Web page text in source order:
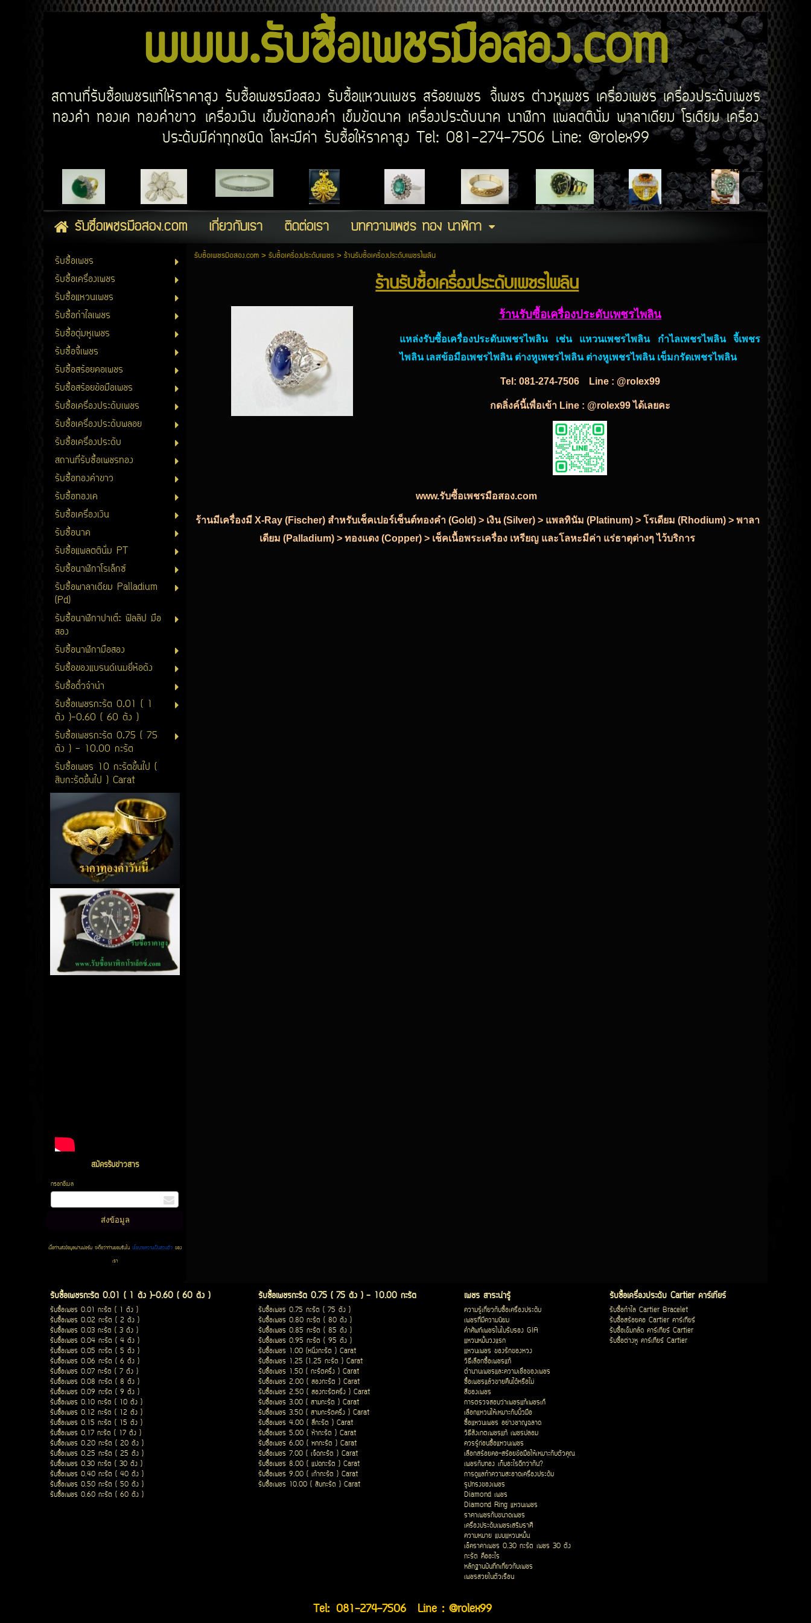
www.รับซื้อเพชรมือสอง.com
สถานที่รับซื้อเพชรแท้ให้ราคาสูง รับซื้อเพชรมือสอง รับซื้อแหวนเพชร สร้อยเพชร จี้เพชร ต่างหูเพชร เครื่องเพชร เครื่องประดับเพชร
ทองคำ ทองเค ทองคำขาว เครื่องเงิน เข็มขัดทองคำ เข็มขัดนาค เครื่องประดับนาค นาฬิกา แพลตตินั่ม พาลาเดียม โรเดียม เครื่อง
ประดับมีค่าทุกชนิด โลหะมีค่า รับซื้อให้ราคาสูง Tel: 081-274-7506 Line: @rolex99
รับซื้อเพชรมือสอง.com เกี่ยวกับเรา ติดต่อเรา บทความเพชร ทอง นาฬิกา
รับซื้อเพชร
รับซื้อเครื่องเพชร
รับซื้อแหวนเพชร
รับซื้อกำไลเพชร
รับซื้อตุ่มหูเพชร
รับซื้อจี้เพชร
รับซื้อสร้อยคอเพชร
รับซื้อสร้อยข้อมือเพชร
รับซื้อเครื่องประดับเพชร
รับซื้อเครื่องประดับพลอย
รับซื้อเครื่องประดับ
สถานที่รับซื้อเพชรทอง
รับซื้อทองคำขาว
รับซื้อทองเค
รับซื้อเครื่องเงิน
รับซื้อนาค
รับซื้อแพลตตินั่ม PT
รับซื้อนาฬิกาโรเล็กซ์
รับซื้อพาลาเดียม Palladium
(Pd)
รับซื้อนาฬิกาปาเต๊ะ ฟิลลิป มือ
สอง
รับซื้อนาฬิกามือสอง
รับซื้อของแบรนด์เนมยี่ห้อดัง
รับซื้อตั๋วจำนำ
รับซื้อเพชรกะรัต 0.01 ( 1
ตัง )-0.60 ( 60 ตัง )
รับซื้อเพชรกะรัต 0.75 ( 75
ตัง ) - 10.00 กะรัต
รับซื้อเพชร 10 กะรัตขึ้นไป (
สิบกะรัตขึ้นไป ) Carat
สมัครรับข่าวสาร
กรอกอีเมล
เมื่อท่านส่งข้อมูลผ่านฟอร์ม จะถือว่าท่านยอมรับในนโยบายความเป็นส่วนตัวของ
เรา
รับซื้อเพชรมือสอง.com> รับซื้อเครื่องประดับเพชร> ร้านรับซื้อเครื่องประดับเพชรไพลิน
ร้านรับซื้อเครื่องประดับเพชรไพลิน
ร้านรับซื้อเครื่องประดับเพชรไพลิน
แหล่งรับซื้อเครื่องประดับเพชรไพลิน เช่น แหวนเพชรไพลิน กำไลเพชรไพลิน จี้เพชร
ไพลิน เลสข้อมือเพชรไพลิน ต่างหูเพชรไพลิน ต่างหูเพชรไพลิน เข็มกรัดเพชรไพลิน
Tel: 081-274-7506 Line : @rolex99
กดลิ่งค์นี้เพื่อเข้า Line : @rolex99 ได้เลยคะ
www.รับซื้อเพชรมือสอง.com
ร้านมีเครื่องมี X-Ray (Fischer) สำหรับเช็คเปอร์เซ็นต์ทองคำ (Gold) > เงิน (Silver) > แพลทินัม (Platinum) > โรเดียม (Rhodium) > พาลา
เดียม (Palladium) > ทองแดง (Copper) > เช็คเนื้อพระเครื่อง เหรียญ และโลหะมีค่า แร่ธาตุต่างๆ ไว้บริการ
รับซื้อเพชรกะรัต 0.01 ( 1 ตัง )-0.60 ( 60 ตัง )
รับซื้อเพชร 0.01 กะรัต ( 1 ตัง )
รับซื้อเพชร 0.02 กะรัต ( 2 ตัง )
รับซื้อเพชร 0.03 กะรัต ( 3 ตัง )
รับซื้อเพชร 0.04 กะรัต ( 4 ตัง )
รับซื้อเพชร 0.05 กะรัต ( 5 ตัง )
รับซื้อเพชร 0.06 กะรัต ( 6 ตัง )
รับซื้อเพชร 0.07 กะรัต ( 7 ตัง )
รับซื้อเพชร 0.08 กะรัต ( 8 ตัง )
รับซื้อเพชร 0.09 กะรัต ( 9 ตัง )
รับซื้อเพชร 0.10 กะรัต ( 10 ตัง )
รับซื้อเพชร 0.12 กะรัต ( 12 ตัง )
รับซื้อเพชร 0.15 กะรัต ( 15 ตัง )
รับซื้อเพชร 0.17 กะรัต ( 17 ตัง )
รับซื้อเพชร 0.20 กะรัต ( 20 ตัง )
รับซื้อเพชร 0.25 กะรัต ( 25 ตัง )
รับซื้อเพชร 0.30 กะรัต ( 30 ตัง )
รับซื้อเพชร 0.40 กะรัต ( 40 ตัง )
รับซื้อเพชร 0.50 กะรัต ( 50 ตัง )
รับซื้อเพชร 0.60 กะรัต ( 60 ตัง )
รับซื้อเพชรกะรัต 0.75 ( 75 ตัง ) - 10.00 กะรัต
รับซื้อเพชร 0.75 กะรัต ( 75 ตัง )
รับซื้อเพชร 0.80 กะรัต ( 80 ตัง )
รับซื้อเพชร 0.85 กะรัต ( 85 ตัง )
รับซื้อเพชร 0.95 กะรัต ( 95 ตัง )
รับซื้อเพชร 1.00 (หนึ่งกะรัต ) Carat
รับซื้อเพชร 1.25 (1.25 กะรัต ) Carat
รับซื้อเพชร 1.50 ( กะรัตครึ่ง ) Carat
รับซื้อเพชร 2.00 ( สองกะรัต ) Carat
รับซื้อเพชร 2.50 ( สองกะรัตครึ่ง ) Carat
รับซื้อเพชร 3.00 ( สามกะรัต ) Carat
รับซื้อเพชร 3.50 ( สามกะรัตครึ่ง ) Carat
รับซื้อเพชร 4.00 ( สี่กะรัต ) Carat
รับซื้อเพชร 5.00 ( ห้ากะรัต ) Carat
รับซื้อเพชร 6.00 ( หกกะรัต ) Carat
รับซื้อเพชร 7.00 ( เจ็ดกะรัต ) Carat
รับซื้อเพชร 8.00 ( แปดกะรัต ) Carat
รับซื้อเพชร 9.00 ( เก้ากะรัต ) Carat
รับซื้อเพชร 10.00 ( สิบกะรัต ) Carat
เพชร สาระน่ารู้
ความรู้เกี่ยวกับซื้อเครื่องประดับ
เพชรที่มีความนิยม
คำศัพท์เพชรในใบรับรอง GIA
แหวนหมั้นวงแรก
แหวนเพชร ของรักของหวง
วิธีเลือกซื้อเพชรแท้
ตำนานเพชรและความเชื่อของเพชร
ซื้อเพชรแล้วขายคืนได้หรือไม่
สีของเพชร
การตรวจสอบว่าเพชรแท้เพชรเก๊
เลือกแหวนให้เหมาะกับนิ้วมือ
ซื้อแหวนเพชร อย่างชาญฉลาด
วิธีสังเกตเพชรแท้ เพชรปลอม
ควรรู้ก่อนซื้อแหวนเพชร
เลือกสร้อยคอ-สร้อยข้อมือให้เหมาะกับตัวคุณ
เพชรกับทอง เก็บอะไรดีกว่ากัน?
การดูแลทำความสะอาดเครื่องประดับ
รูปทรงของเพชร
Diamond เพชร
Diamond Ring แหวนเพชร
ราคาเพชรกับขนาดเพชร
เครื่องประดับเพชรเสริมราศี
ความหมาย แบบแหวนหมั้น
เช็คราคาเพชร 0.30 กะรัต เพชร 30 ตัง
กะรัต คืออะไร
หลักฐานบันทึกเกี่ยวกับเพชร
เพชรสวยในตัวเรือน
รับซื้อเครื่องประดับ Cartier คาร์เทียร์
รับซื้อกำไล Cartier Bracelet
รับซื้อสร้อยคอ Cartier คาร์เทียร์
รับซื้อเข็มกลัด คาร์เทียร์ Cartier
รับซื้อต่างหู คาร์เทียร์ Cartier
Tel: 081-274-7506
Line : @rolex99